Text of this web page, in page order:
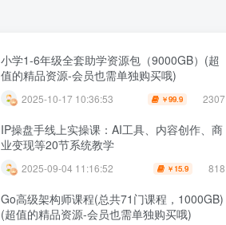
小学1-6年级全套助学资源包（9000GB）(超
值的精品资源-会员也需单独购买哦)
2025-10-17 10:36:53 ￥99.9 2307
IP操盘手线上实操课：AI工具、内容创作、商
业变现等20节系统教学
2025-09-04 11:16:52 ￥ 15.9 818
Go高级架构师课程(总共71门课程，1000GB)
(超值的精品资源-会员也需单独购买哦)